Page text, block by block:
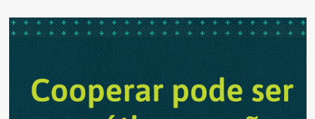
Teste
para
ser
indicado